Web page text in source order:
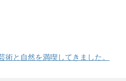
術と自然を満喫してきました。